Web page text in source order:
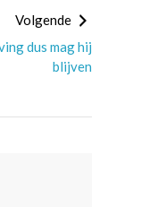
Volgende
dus mag hij
blijven